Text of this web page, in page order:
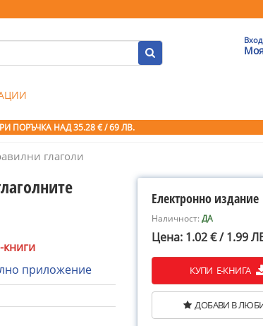
Вход
ПОРЪЧКА НАД 35.28 € / 69 ЛВ.
глаголи
книги
приложение
Електронно издание
Наличност:ДА
Цена: 1.02 € / 1.99
КУПИ Е-КНИГА
ДОБАВИ В